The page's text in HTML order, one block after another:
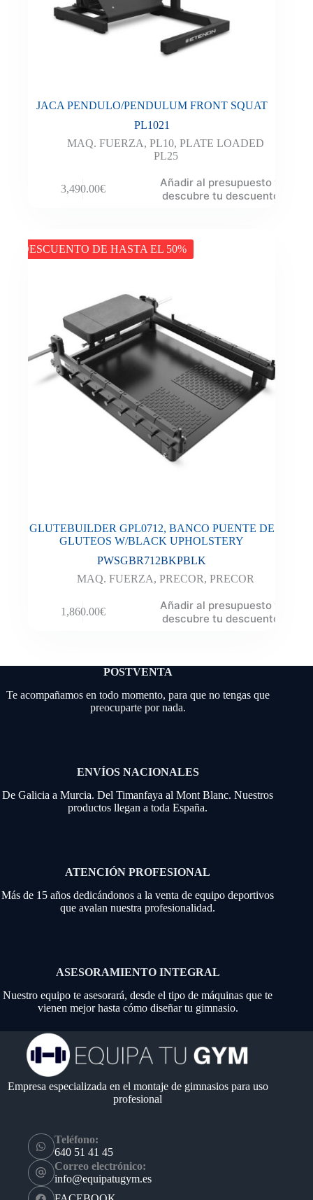
JACA PENDULO/PENDULUM FRONT SQUAT
PL1021
MAQ. FUERZA,PL10,PLATE LOADED
PL25
3,490.00€
Añadir al presupuesto y
descubre tu descuento
DESCUENTO DE HASTA EL 50%
GLUTEBUILDER GPL0712, BANCO PUENTE DE
GLUTEOS W/BLACK UPHOLSTERY
PWSGBR712BKPBLK
MAQ. FUERZA,PRECOR,PRECOR
1,860.00€
Añadir al presupuesto y
descubre tu descuento
POSTVENTA
Te acompañamos en todo momento, para que no tengas que
preocuparte por nada.
ENVÍOS NACIONALES
De Galicia a Murcia. Del Timanfaya al Mont Blanc. Nuestros
productos llegan a toda España.
ATENCIÓN PROFESIONAL
Más de 15 años dedicándonos a la venta de equipo deportivos
que avalan nuestra profesionalidad.
ASESORAMIENTO INTEGRAL
Nuestro equipo te asesorará, desde el tipo de máquinas que te
vienen mejor hasta cómo diseñar tu gimnasio.
Empresa especializada en el montaje de gimnasios para uso
profesional
Teléfono:
640 51 41 45
Correo electrónico:
info@equipatugym.es